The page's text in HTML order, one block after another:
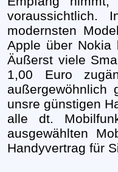
voraussichtlich.
modernsten
Apple über
Äußerst viele
1,00 Euro
unsre günstigen
alle dt.
ausgewählten
Handyvertrag für